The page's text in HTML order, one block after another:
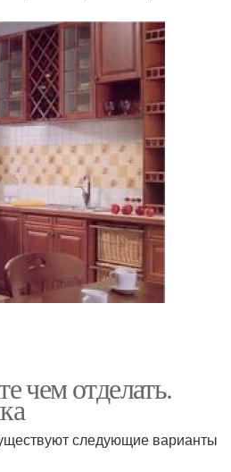
чем отделать.
следующие варианты